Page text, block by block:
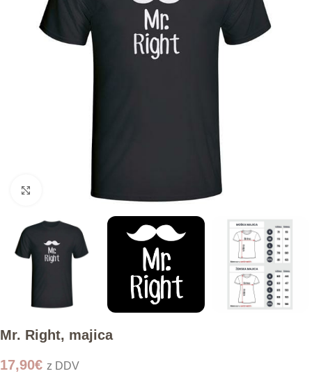
Click to enlarge
Mr. Right, majica
17,90€ z DDV